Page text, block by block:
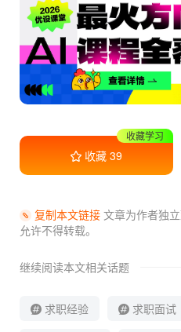
收藏 39
干货满满
复制本文链接文章为作者独
允许不得转载。
继续阅读本文相关话题
求职经验 求职面试